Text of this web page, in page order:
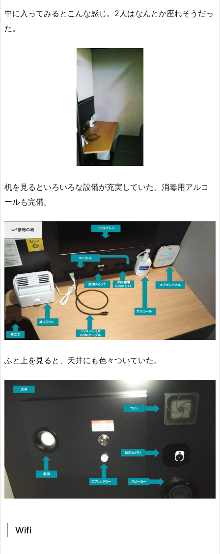
中に入ってみるとこんな感じ。2人はなんとか座れそうだっ
た。
机を見るといろいろな設備が充実していた。消毒用アルコ
ールも完備。
ふと上を見ると、天井にも色々ついていた。
Wifi